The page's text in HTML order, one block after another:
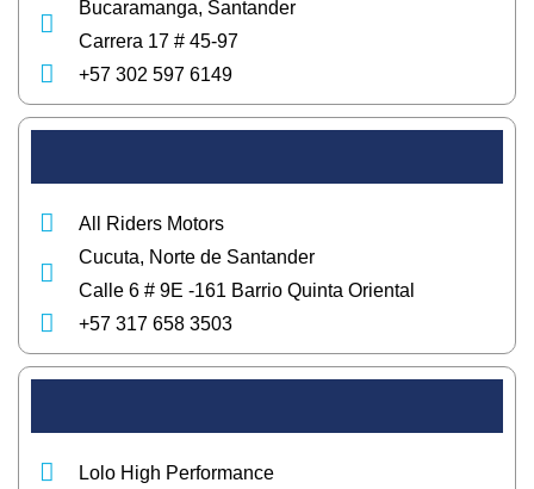
Bucaramanga, Santander
Carrera 17 # 45-97
+57 302 597 6149
All Riders Motors
Cucuta, Norte de Santander
Calle 6 # 9E -161 Barrio Quinta Oriental
+57 317 658 3503
Lolo High Performance